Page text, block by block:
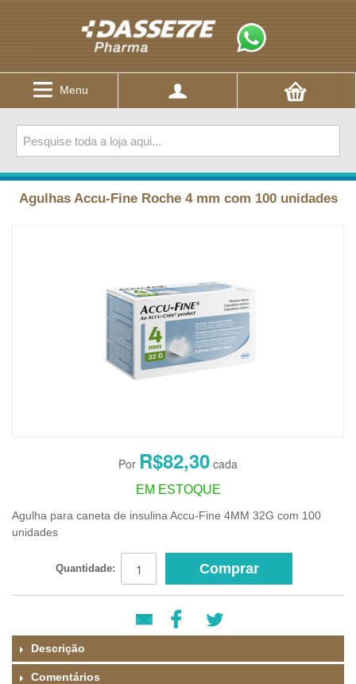
Menu
Agulhas Accu-Fine Roche 4 mm com 100 unidades
R$82,30
EM ESTOQUE
Agulha para caneta de insulina Accu-Fine 4MM 32G com 100
unidades
Quantidade: Comprar
Descrição
Comentários